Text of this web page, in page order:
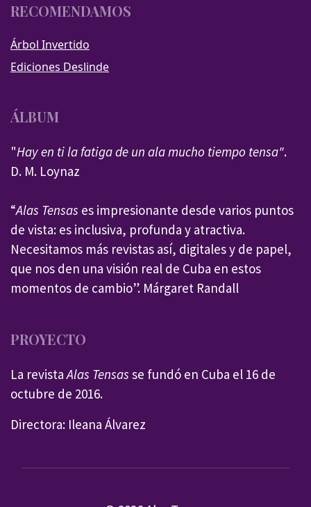
RECOMENDAMOS
Árbol Invertido
Ediciones Deslinde
ÁLBUM
"Hay en ti la fatiga de un ala mucho tiempo tensa".
D. M. Loynaz
“Alas Tensas es impresionante desde varios puntos
de vista: es inclusiva, profunda y atractiva.
Necesitamos más revistas así, digitales y de papel,
que nos den una visión real de Cuba en estos
momentos de cambio”. Márgaret Randall
PROYECTO
La revistaAlas Tensas se fundó en Cuba el 16 de
octubre de 2016.
Directora: Ileana Álvarez